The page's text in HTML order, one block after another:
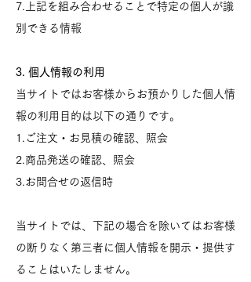
7.上記を組み合わせることで特定の個人が識
別できる情報
3. 個人情報の利用
当サイトではお客様からお預かりした個人情
報の利用目的は以下の通りです。
1.ご注文・お見積の確認、照会
2.商品発送の確認、照会
3.お問合せの返信時
当サイトでは、下記の場合を除いてはお客様
の断りなく第三者に個人情報を開示・提供す
ることはいたしません。